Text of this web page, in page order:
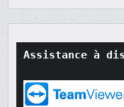
Assistance à